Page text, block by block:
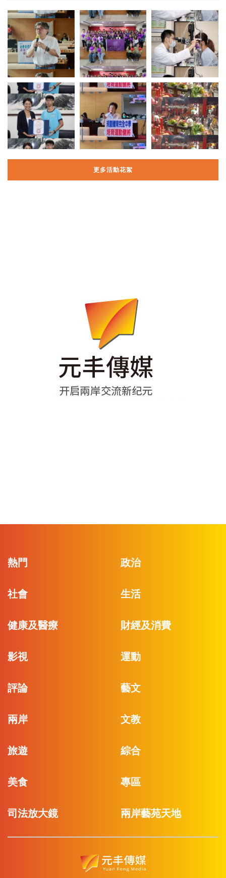
更多活動花絮
熱門 政治
社會 生活
健康及醫療 財經及消費
影視 運動
評論 藝文
兩岸 文教
旅遊 綜合
美食 專區
司法放大鏡 兩岸藝苑天地